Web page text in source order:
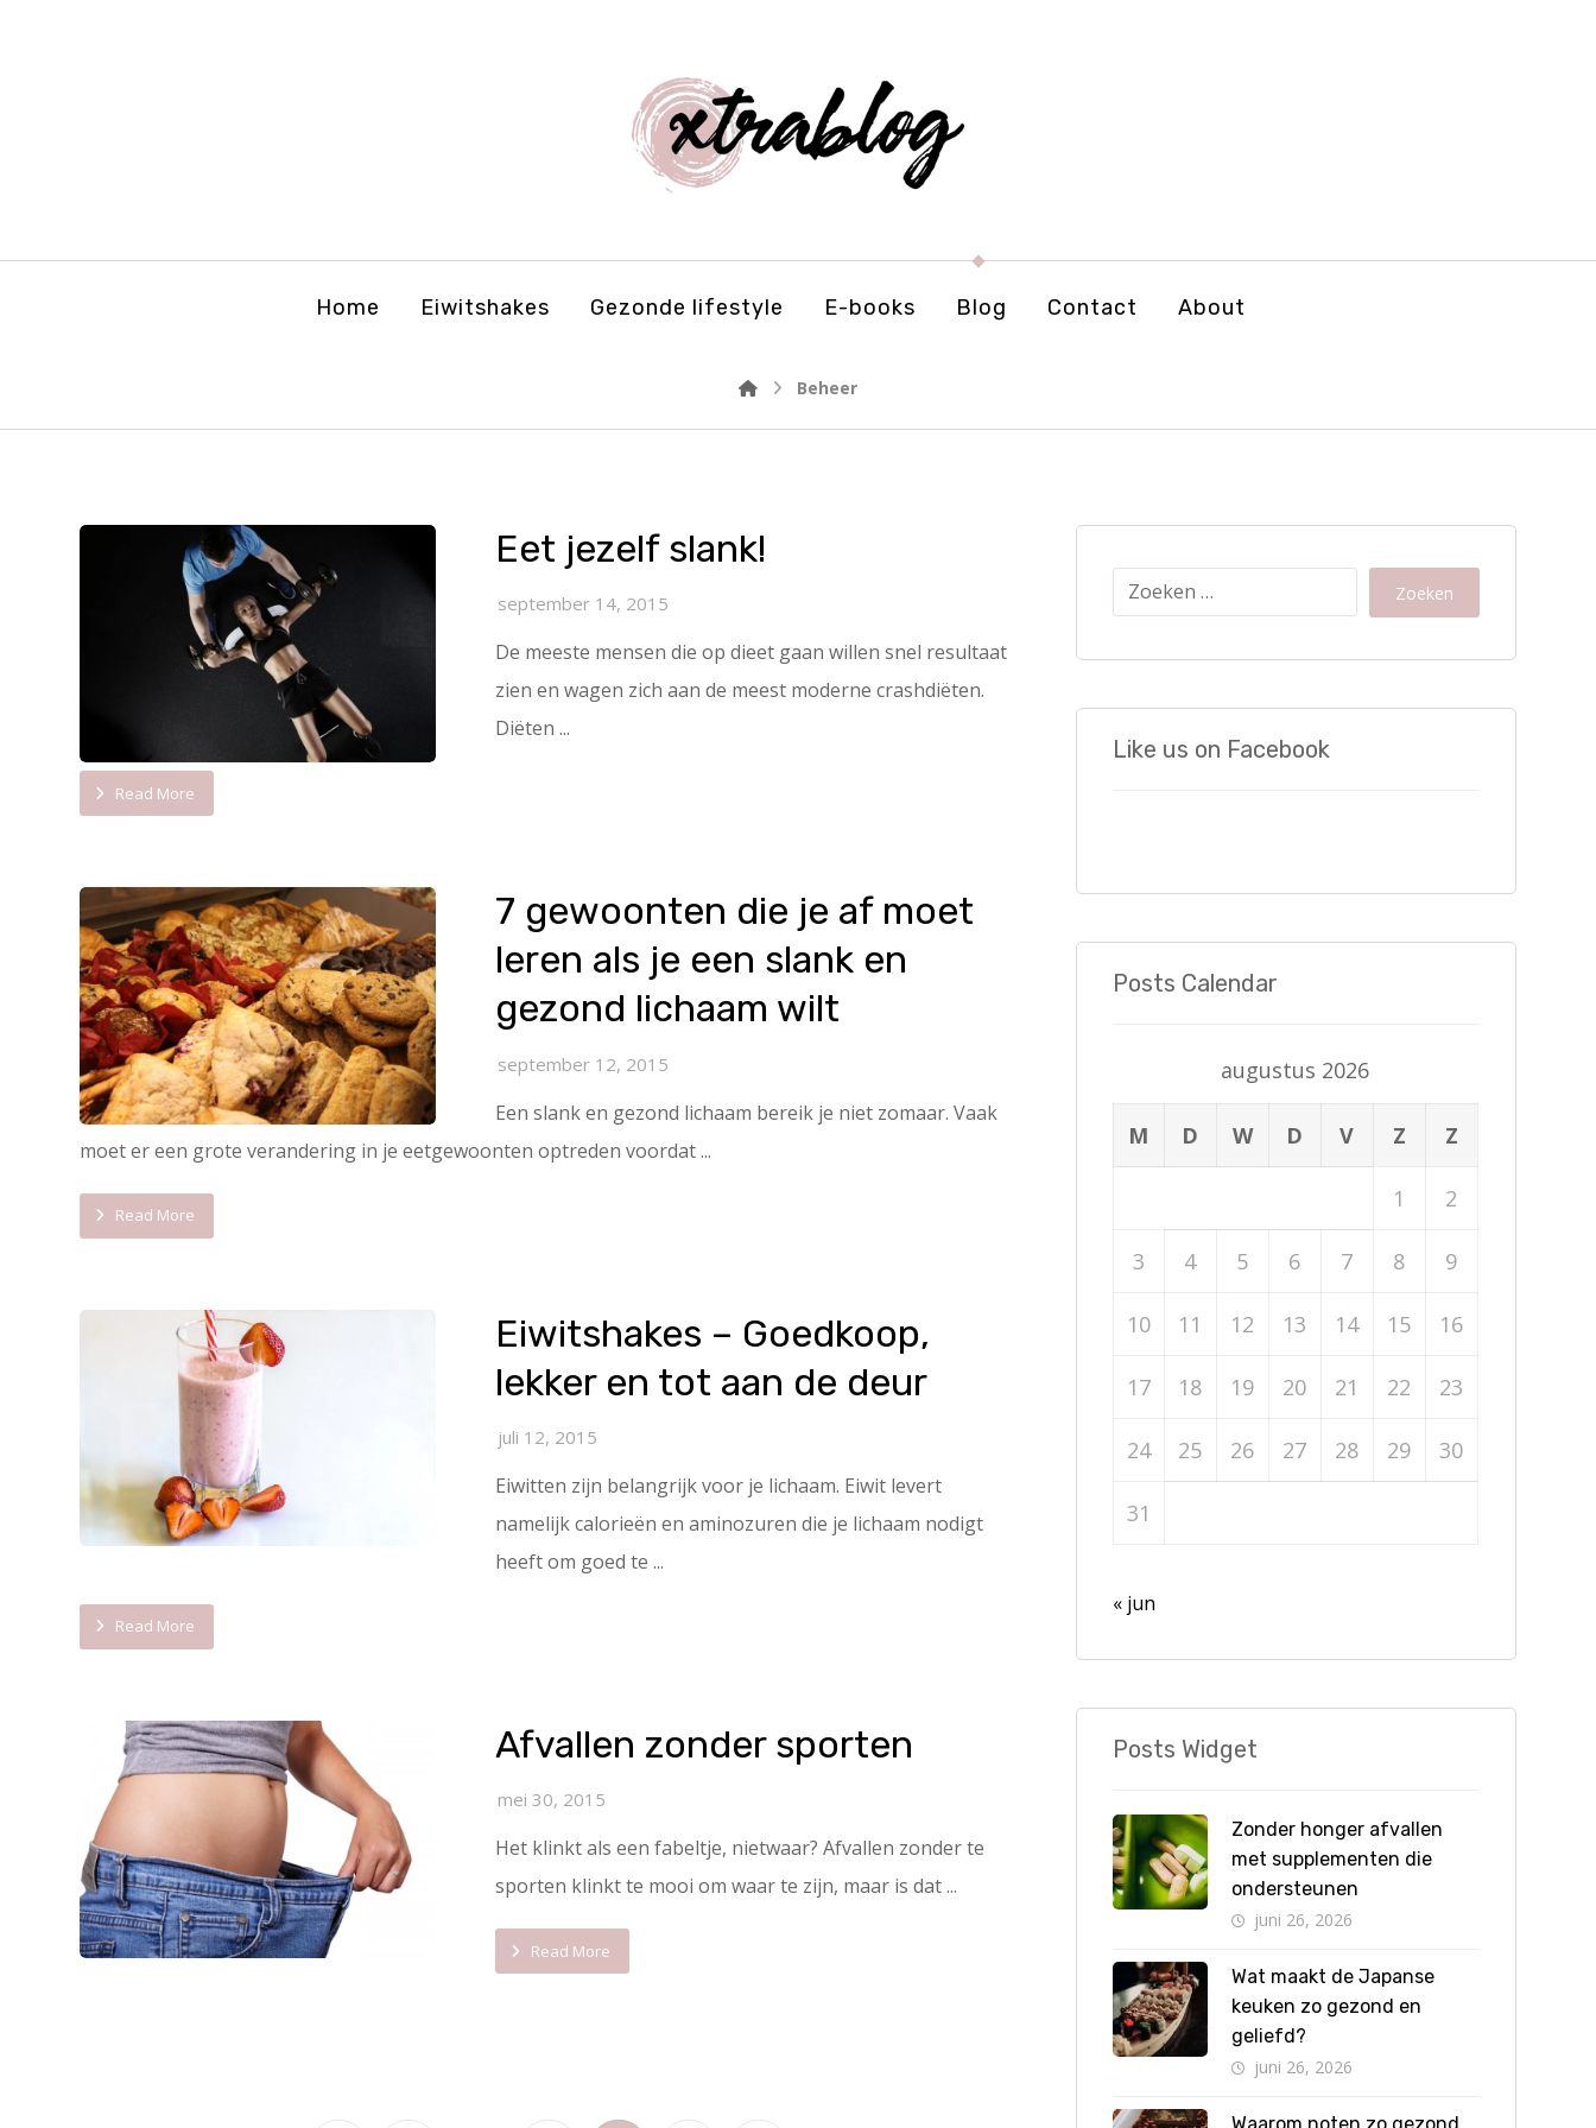
Home Eiwitshakes Gezonde lifestyle E-books Blog Contact About
Beheer
Eet jezelf slank!
september 14, 2015
De meeste mensen die op dieet gaan willen snel resultaat
zien en wagen zich aan de meest moderne crashdiëten.
Diëten ...
Read More
7 gewoonten die je af moet
leren als je een slank en
gezond lichaam wilt
september 12, 2015
Een slank en gezond lichaam bereik je niet zomaar. Vaak
moet er een grote verandering in je eetgewoonten optreden voordat ...
Read More
Eiwitshakes – Goedkoop,
lekker en tot aan de deur
juli 12, 2015
Eiwitten zijn belangrijk voor je lichaam. Eiwit levert
namelijk calorieën en aminozuren die je lichaam nodigt
heeft om goed te ...
Read More
Afvallen zonder sporten
mei 30, 2015
Het klinkt als een fabeltje, nietwaar? Afvallen zonder te
sporten klinkt te mooi om waar te zijn, maar is dat ...
Read More
Zoeken
Like us on Facebook
Posts Calendar
augustus 2026
M D W D V Z Z
1 2
3 4 5 6 7 8 9
10 11 12 13 14 15 16
17 18 19 20 21 22 23
24 25 26 27 28 29 30
31
« jun
Posts Widget
Zonder honger afvallen
met supplementen die
ondersteunen
juni 26, 2026
Wat maakt de Japanse
keuken zo gezond en
geliefd?
juni 26, 2026